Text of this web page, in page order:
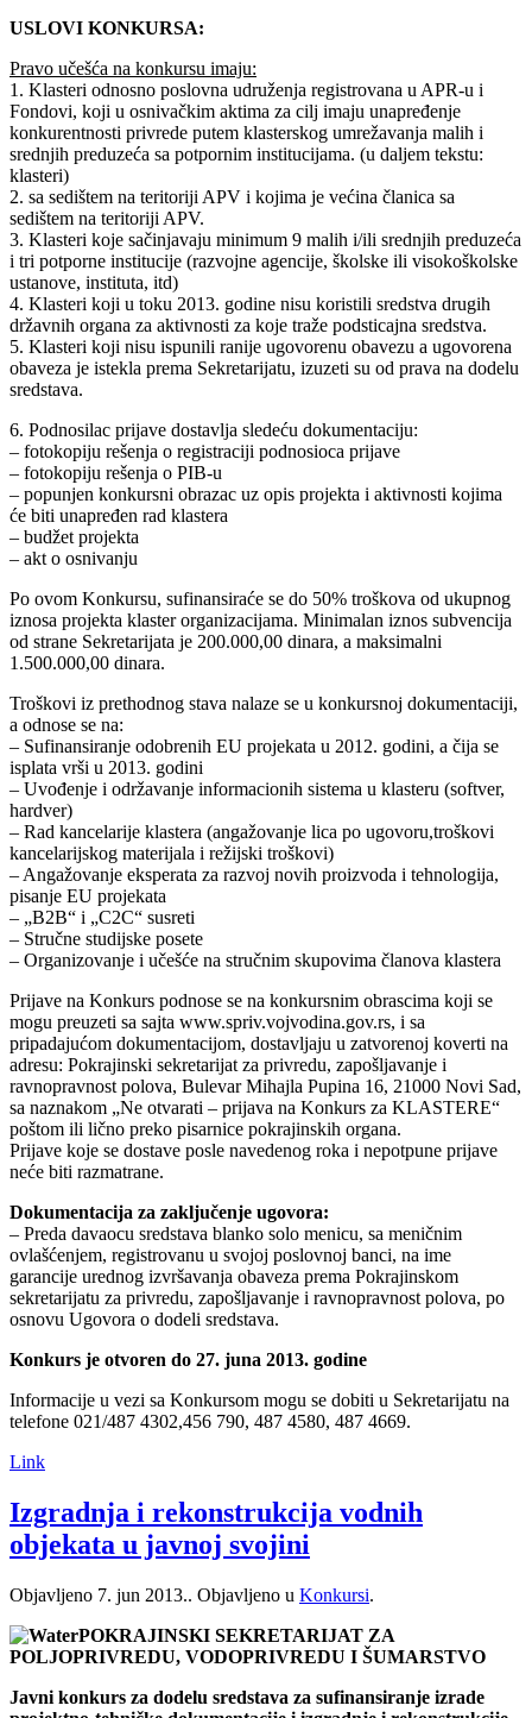
USLOVI KONKURSA:
Pravo učešća na konkursu imaju:
1. Klasteri odnosno poslovna udruženja registrovana u APR-u i
Fondovi, koji u osnivačkim aktima za cilj imaju unapređenje
konkurentnosti privrede putem klasterskog umrežavanja malih i
srednjih preduzeća sa potpornim institucijama. (u daljem tekstu:
klasteri)
2. sa sedištem na teritoriji APV i kojima je većina članica sa
sedištem na teritoriji APV.
3. Klasteri koje sačinjavaju minimum 9 malih i/ili srednjih preduzeća
i tri potporne institucije (razvojne agencije, školske ili visokoškolske
ustanove, instituta, itd)
4. Klasteri koji u toku 2013. godine nisu koristili sredstva drugih
državnih organa za aktivnosti za koje traže podsticajna sredstva.
5. Klasteri koji nisu ispunili ranije ugovorenu obavezu a ugovorena
obaveza je istekla prema Sekretarijatu, izuzeti su od prava na dodelu
sredstava.
6. Podnosilac prijave dostavlja sledeću dokumentaciju:
– fotokopiju rešenja o registraciji podnosioca prijave
– fotokopiju rešenja o PIB-u
– popunjen konkursni obrazac uz opis projekta i aktivnosti kojima
će biti unapređen rad klastera
– budžet projekta
– akt o osnivanju
Po ovom Konkursu, sufinansiraće se do 50% troškova od ukupnog
iznosa projekta klaster organizacijama. Minimalan iznos subvencija
od strane Sekretarijata je 200.000,00 dinara, a maksimalni
1.500.000,00 dinara.
Troškovi iz prethodnog stava nalaze se u konkursnoj dokumentaciji,
a odnose se na:
– Sufinansiranje odobrenih EU projekata u 2012. godini, a čija se
isplata vrši u 2013. godini
– Uvođenje i održavanje informacionih sistema u klasteru (softver,
hardver)
– Rad kancelarije klastera (angažovanje lica po ugovoru,troškovi
kancelarijskog materijala i režijski troškovi)
– Angažovanje eksperata za razvoj novih proizvoda i tehnologija,
pisanje EU projekata
– „B2B“ i „C2C“ susreti
– Stručne studijske posete
– Organizovanje i učešće na stručnim skupovima članova klastera
Prijave na Konkurs podnose se na konkursnim obrascima koji se
mogu preuzeti sa sajta www.spriv.vojvodina.gov.rs, i sa
pripadajućom dokumentacijom, dostavljaju u zatvorenoj koverti na
adresu: Pokrajinski sekretarijat za privredu, zapošljavanje i
ravnopravnost polova, Bulevar Mihajla Pupina 16, 21000 Novi Sad,
sa naznakom „Ne otvarati – prijava na Konkurs za KLASTERE“
poštom ili lično preko pisarnice pokrajinskih organa.
Prijave koje se dostave posle navedenog roka i nepotpune prijave
neće biti razmatrane.
Dokumentacija za zaključenje ugovora:
– Preda davaocu sredstava blanko solo menicu, sa meničnim
ovlašćenjem, registrovanu u svojoj poslovnoj banci, na ime
garancije urednog izvršavanja obaveza prema Pokrajinskom
sekretarijatu za privredu, zapošljavanje i ravnopravnost polova, po
osnovu Ugovora o dodeli sredstava.
Konkurs je otvoren do 27. juna 2013. godine
Informacije u vezi sa Konkursom mogu se dobiti u Sekretarijatu na
telefone 021/487 4302,456 790, 487 4580, 487 4669.
Link
Izgradnja i rekonstrukcija vodnih
objekata u javnoj svojini
Objavljeno 7. jun 2013.. Objavljeno u Konkursi.
POKRAJINSKI SEKRETARIJAT ZA
POLJOPRIVREDU, VODOPRIVREDU I ŠUMARSTVO
Javni konkurs za dodelu sredstava za sufinansiranje izrade